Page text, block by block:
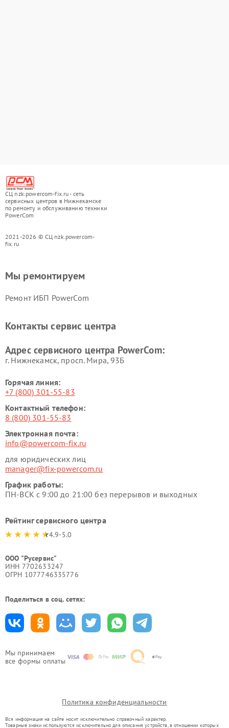
СЦ nzk.powercom-fix.ru - сеть
сервисных центров в Нижнекамске
по ремонту и обслуживанию техники
PowerCom
2021-2026 © СЦ nzk.powercom-
fix.ru
Мы принимаем
все формы оплаты
Мы ремонтируем
Ремонт ИБП PowerCom
Контакты сервис центра
Адрес сервисного центра PowerCom:
г. Нижнекамск, просп. Мира, 93Б
Горячая линия:
+7 (800) 301-55-83
Контактный телефон:
8 (800) 301-55-83
Электронная почта:
info@powercom-fix.ru
для юридических лиц
manager@fix-powercom.ru
График работы:
ПН-ВСК с 9:00 до 21:00 без перерывов и выходных
Рейтинг сервисного центра
4.9-5.0
ООО "Русервис"
ИНН 7702633247
ОГРН 1077746335776
Поделиться в соц. сетях:
Политика конфиденциальности
Вся информация на сайте носит исключительно справочный характер.
Товарные знаки используются исключительно для описания устройств, в отношении которых